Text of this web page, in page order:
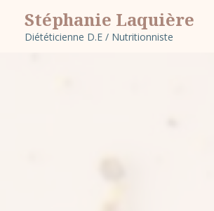
Stéphanie Laquière
Diététicienne D.E / Nutritionniste